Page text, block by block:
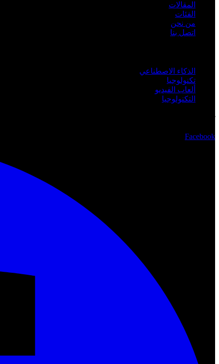
المقالات
الفئات
من نحن
اتصل بنا
الذكاء الاصطناعي
تكنولوجيا
ألعاب الفيديو
التكنولوجيا
Facebook